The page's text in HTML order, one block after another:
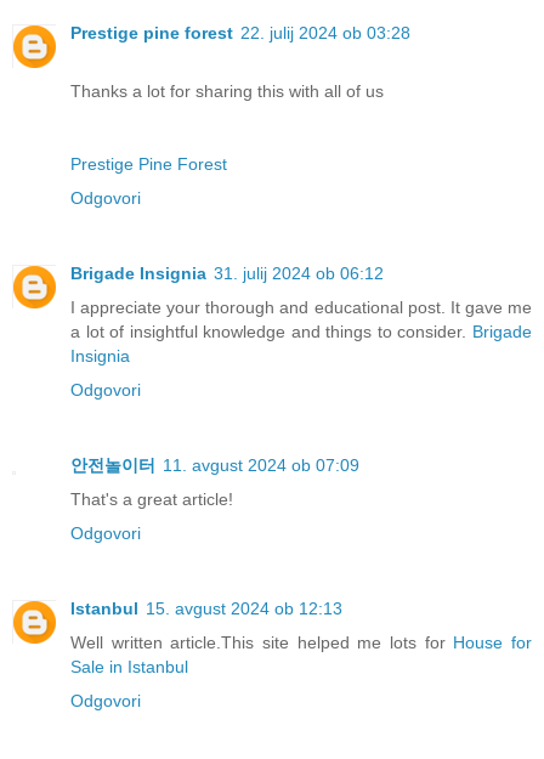
Prestige pine forest 22. julij 2024 ob 03:28
Thanks a lot for sharing this with all of us
Prestige Pine Forest
Odgovori
Brigade Insignia 31. julij 2024 ob 06:12
I appreciate your thorough and educational post. It gave me
a lot of insightful knowledge and things to consider. Brigade
Insignia
Odgovori
안전놀이터
11. avgust 2024 ob 07:09
That's a great article!
Odgovori
Istanbul 15. avgust 2024 ob 12:13
Well written article.This site helped me lots for House for
Sale in Istanbul
Odgovori